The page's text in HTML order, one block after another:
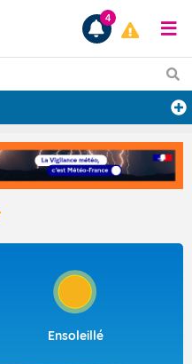
4
Ensoleillé